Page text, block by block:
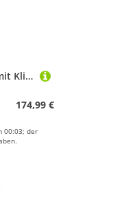
Potenza Sprossenwand mit Klimmzugstange Pull Up Bar Turngeräte Fitness Turnwand Klettergerüst bis 250kg Kletterwand Gym Sportgerät für Erwachsene Heim Turnhalle (Weiß)
174,99 €
00:03; der